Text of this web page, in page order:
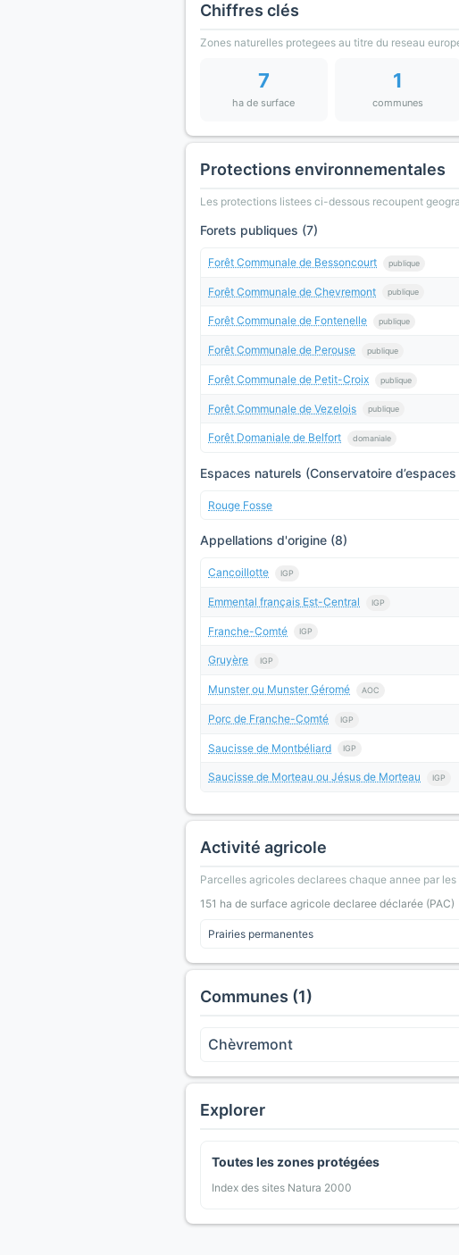
Chiffres clés
Zones naturelles protegees au titre du reseau
7
ha de surface
1
communes
Protections environnementales
Les protections listees ci-dessous recoupent
Forets publiques (7)
Forêt Communale de Bessoncourt publique
Forêt Communale de Chevremont publique
Forêt Communale de Fontenelle publique
Forêt Communale de Perouse publique
Forêt Communale de Petit-Croix publique
Forêt Communale de Vezelois publique
Forêt Domaniale de Belfort domaniale
Espaces naturels (Conservatoire
Rouge Fosse
Appellations d'origine (8)
Cancoillotte IGP
Emmental français Est-Central IGP
Franche-Comté IGP
Gruyère IGP
Munster ou Munster Géromé AOC
Porc de Franche-Comté IGP
Saucisse de Montbéliard IGP
Saucisse de Morteau ou Jésus de Morteau IGP
Activité agricole
Parcelles agricoles declarees chaque annee par
151 ha de surface agricole declaree déclarée (PAC)
Prairies permanentes
Communes (1)
Chèvremont
Explorer
Toutes les zones protégées
Index des sites Natura 2000